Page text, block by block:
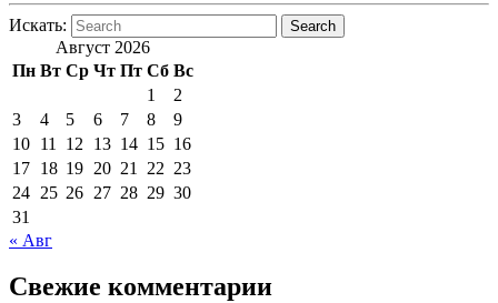
Искать: Search
Август 2026
Пн Вт Ср Чт Пт Сб Вс
1
2
3
4 5 6 7 8
9
10 11 12 13 14 15 16
17 18 19 20 21 22 23
24 25 26 27 28 29 30
31
« Авг
Свежие комментарии